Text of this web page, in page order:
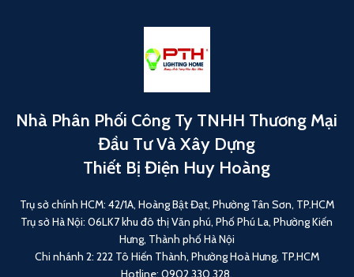
Nhà Phân Phối Công Ty TNHH Thương Mại
Đầu Tư Và Xây Dựng
Thiết Bị Điện Huy Hoàng
Trụ sở chính HCM: 42/1A, Hoàng Bật Đạt, Phường Tân Sơn, TP.HCM
Trụ sở Hà Nội: 06LK7 khu đô thị Văn phú, Phố Phú La, Phường Kiến
Hưng, Thành phố Hà Nội
Chi nhánh 2: 222 Tô Hiến Thành, Phường Hoà Hưng, TP.HCM
Hotline: 0902 330 328.